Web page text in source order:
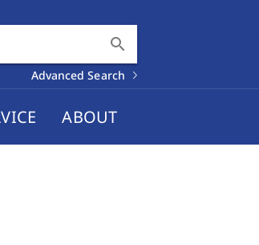
search
Advanced Search
ABOUT